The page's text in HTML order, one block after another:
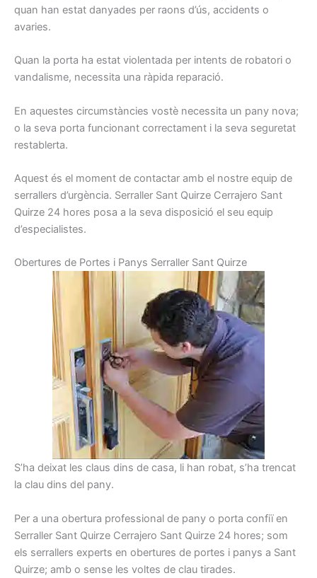
quan han estat danyades per raons d’ús, accidents o
avaries.
Quan la porta ha estat violentada per intents de robatori o
vandalisme, necessita una ràpida reparació.
En aquestes circumstàncies vostè necessita un pany nova;
o la seva porta funcionant correctament i la seva seguretat
restablerta.
Aquest és el moment de contactar amb el nostre equip de
serrallers d’urgència. Serraller Sant Quirze Cerrajero Sant
Quirze 24 hores posa a la seva disposició el seu equip
d’especialistes.
Obertures de Portes i Panys Serraller Sant Quirze
S’ha deixat les claus dins de casa, li han robat, s’ha trencat
la clau dins del pany.
Per a una obertura professional de pany o porta confiï en
Serraller Sant Quirze Cerrajero Sant Quirze 24 hores; som
els serrallers experts en obertures de portes i panys a Sant
Quirze; amb o sense les voltes de clau tirades.